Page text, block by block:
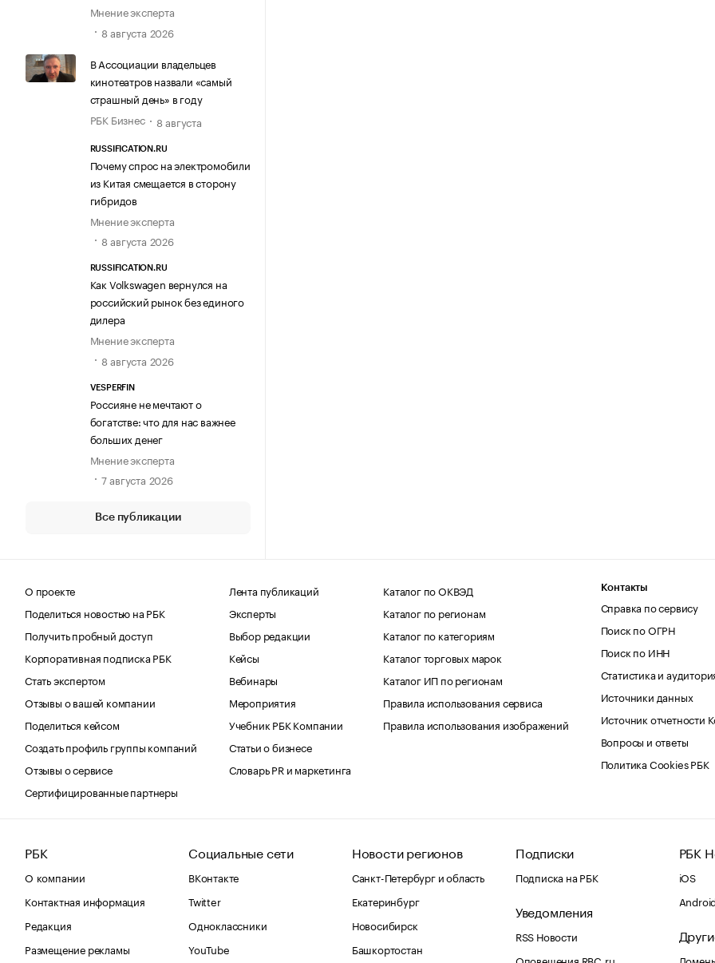
Мнение эксперта
8 августа 2026
В Ассоциации владельцев
кинотеатров назвали «самый
страшный день» в году
РБК Бизнес
8 августа
RUSSIFICATION.RU
Почему спрос на электромобили
из Китая смещается в сторону
гибридов
Мнение эксперта
8 августа 2026
RUSSIFICATION.RU
Как Volkswagen вернулся на
российский рынок без единого
дилера
Мнение эксперта
8 августа 2026
VESPERFIN
Россияне не мечтают о
богатстве: что для нас важнее
больших денег
Мнение эксперта
7 августа 2026
Все публикации
О проекте
Поделиться новостью на РБК
Получить пробный доступ
Корпоративная подписка РБК
Стать экспертом
Отзывы о вашей компании
Поделиться кейсом
Создать профиль группы компаний
Отзывы о сервисе
Сертифицированные партнеры
Лента публикаций
Эксперты
Выбор редакции
Кейсы
Вебинары
Мероприятия
Учебник РБК Компании
Статьи о бизнесе
Словарь PR и маркетинга
Каталог по ОКВЭД
Каталог по регионам
Каталог по категориям
Каталог торговых марок
Каталог ИП по регионам
Правила использования сервиса
Правила использования изображений
Контакты
Справка по сервису
Поиск по ОГРН
Поиск по ИНН
Статистика и
Источники данных
Источник отчетности
Вопросы и ответы
Политика Cookies РБК
РБК
О компании
Контактная информация
Редакция
Размещение рекламы
Социальные сети
ВКонтакте
Twitter
Одноклассники
YouTube
Новости регионов
Санкт-Петербург и область
Екатеринбург
Новосибирск
Башкортостан
Подписки
Подписка на РБК
Уведомления
RSS Новости
Оповещения RBC.ru
РБК
iOS